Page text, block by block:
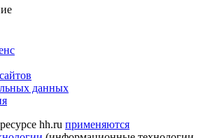
данных
hh.ru применяются